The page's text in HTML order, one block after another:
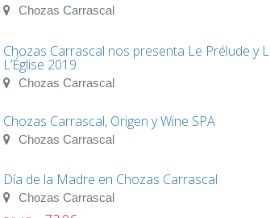
Chozas Carrascal
Chozas Carrascal nos presenta Le Prélude y
L’Église 2019
Chozas Carrascal
Chozas Carrascal, Origen y Wine SPA
Chozas Carrascal
Día de la Madre en Chozas Carrascal
Chozas Carrascal